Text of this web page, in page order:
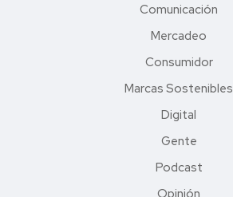
Comunicación
Mercadeo
Consumidor
Marcas Sostenibles
Digital
Gente
Podcast
Opinión